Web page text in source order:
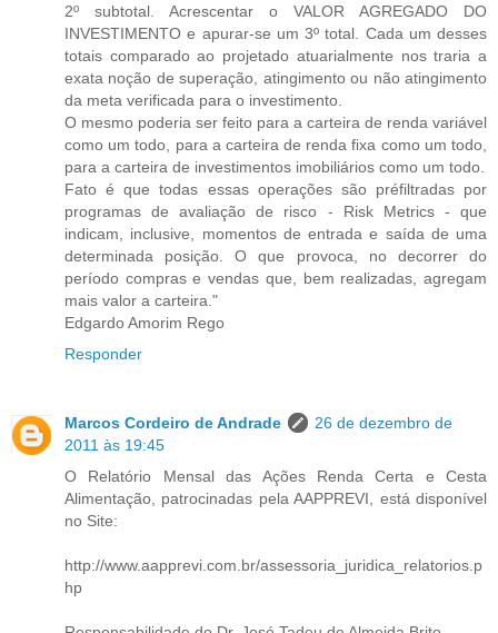
2º subtotal. Acrescentar o VALOR AGREGADO DO
INVESTIMENTO e apurar-se um 3º total. Cada um desses
totais comparado ao projetado atuarialmente nos traria a
exata noção de superação, atingimento ou não atingimento
da meta verificada para o investimento.
O mesmo poderia ser feito para a carteira de renda variável
como um todo, para a carteira de renda fixa como um todo,
para a carteira de investimentos imobiliários como um todo.
Fato é que todas essas operações são préfiltradas por
programas de avaliação de risco - Risk Metrics - que
indicam, inclusive, momentos de entrada e saída de uma
determinada posição. O que provoca, no decorrer do
período compras e vendas que, bem realizadas, agregam
mais valor a carteira."
Edgardo Amorim Rego
Responder
Marcos Cordeiro de Andrade
26 de dezembro de
2011 às 19:45
O Relatório Mensal das Ações Renda Certa e Cesta
Alimentação, patrocinadas pela AAPPREVI, está disponível
no Site:
http://www.aapprevi.com.br/assessoria_juridica_relatorios.p
hp